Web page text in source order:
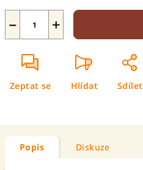
+
−
Zeptat se Hlídat Sdílet
Popis Diskuze